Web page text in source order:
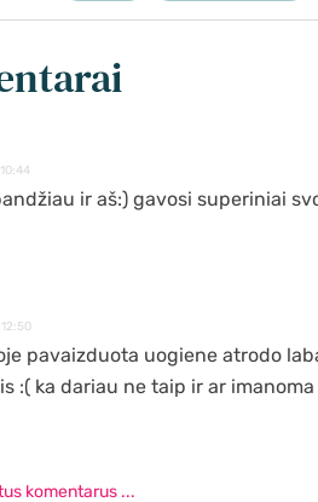
ir aš:) gavosi superiniai
pavaizduota uogiene atrodo
:( ka dariau ne taip ir ar
komentarus ...